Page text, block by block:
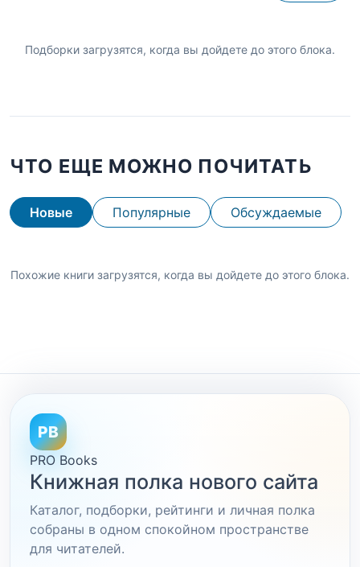
Подборки загрузятся, когда вы дойдете до этого блока.
ЧТО ЕЩЕ МОЖНО ПОЧИТАТЬ
Новые Популярные Обсуждаемые
Похожие книги загрузятся, когда вы дойдете до этого блока.
PB
PRO Books
Книжная полка нового сайта
Каталог, подборки, рейтинги и личная полка
собраны в одном спокойном пространстве
для читателей.